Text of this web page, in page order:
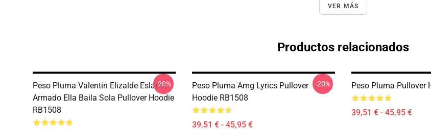
VER MÁS
Productos relacionados
Peso Pluma Valentin Elizalde Eslabon
Armado Ella Baila Sola Pullover Hoodie
RB1508
-20%
Peso Pluma Amg Lyrics Pullover
Hoodie RB1508
39,51 € - 45,95 €
-20% Peso Pluma Pullover
39,51 € - 45,95 €